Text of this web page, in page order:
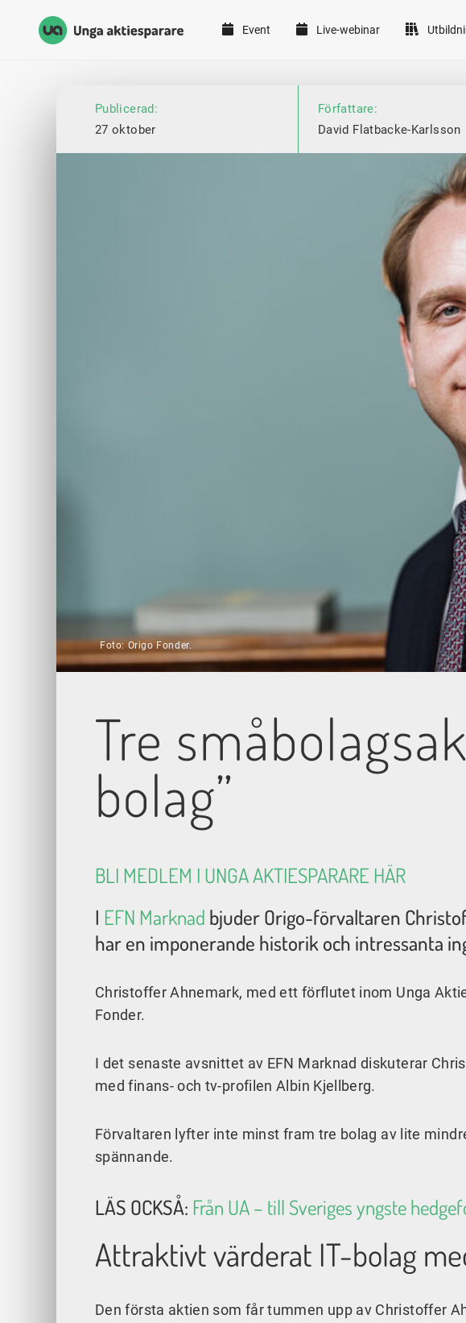
Unga Aktiesparare
Event Live-webinar
Publicerad:
27 oktober
Författare:
David Flatbacke-Karlsson
Foto: Origo Fonder.
Tre
bolag”
BLI MEDLEM I UNGA AKTIESPARARE HÄR
I EFN Marknad bjuder Origo-förvaltaren
har en imponerande historik och intressanta
Christoffer Ahnemark, med ett förflutet inom Unga
Fonder.
I det senaste avsnittet av EFN Marknad diskuterar
med finans- och tv-profilen Albin Kjellberg.
Förvaltaren lyfter inte minst fram tre bolag av lite
spännande.
LÄS OCKSÅ: Från UA – till Sveriges yngste
Attraktivt värderat IT-bolag
Den första aktien som får tummen upp av Christoffer